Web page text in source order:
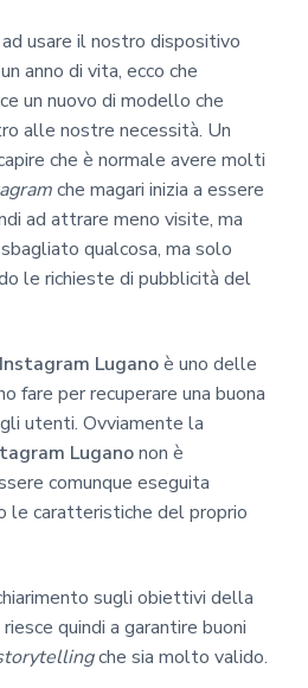
usare il nostro dispositivo
anno di vita, ecco che
un nuovo di modello che
alle nostre necessità. Un
che è normale avere molti
che magari inizia a essere
ad attrare meno visite, ma
qualcosa, ma solo
le richieste di pubblicità del
Luganoè uno delle
fare per recuperare una buona
utenti. Ovviamente la
Luganonon è
comunque eseguita
le caratteristiche del proprio
sugli obiettivi della
quindi a garantire buoni
che sia molto valido.